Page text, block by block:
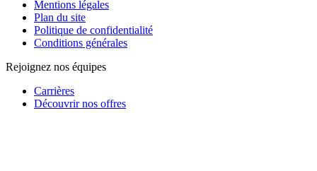
Mentions légales
Plan du site
Politique de confidentialité
Conditions générales
Rejoignez nos équipes
Carrières
Découvrir nos offres